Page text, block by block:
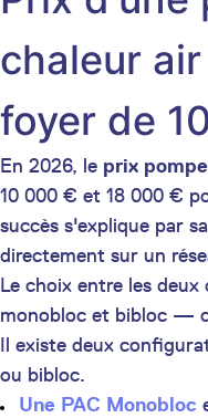
chaleur
foyer de
En 2026, le prix
10 000 € et 18 000 €
succès s'explique par
directement sur un
Le choix entre les
monobloc et bibloc —
Il existe deux
ou bibloc.
Une PAC Monobloc